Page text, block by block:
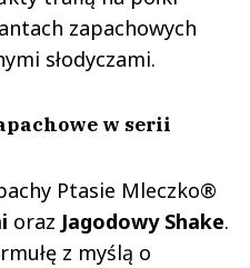
zapachowych
słodyczami.
w serii
Ptasie Mleczko®
oraz Jagodowy Shake.
z myślą o